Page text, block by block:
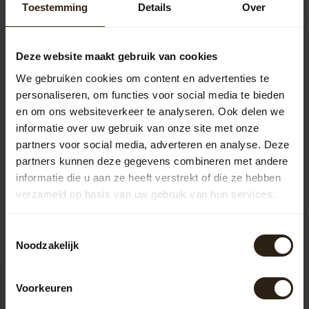
Toestemming Details Over
Deze website maakt gebruik van cookies
We gebruiken cookies om content en advertenties te
personaliseren, om functies voor social media te bieden
en om ons websiteverkeer te analyseren. Ook delen we
informatie over uw gebruik van onze site met onze
partners voor social media, adverteren en analyse. Deze
partners kunnen deze gegevens combineren met andere
informatie die u aan ze heeft verstrekt of die ze hebben
verzameld op basis van uw gebruik van hun services.
Noodzakelijk
Voorkeuren
Vragen over dit product?
Neem gerust contact op met onze klantenservice op
info@barrelatelier.nlof038 - 3760185. We helpen je graag!
Recent bekeken